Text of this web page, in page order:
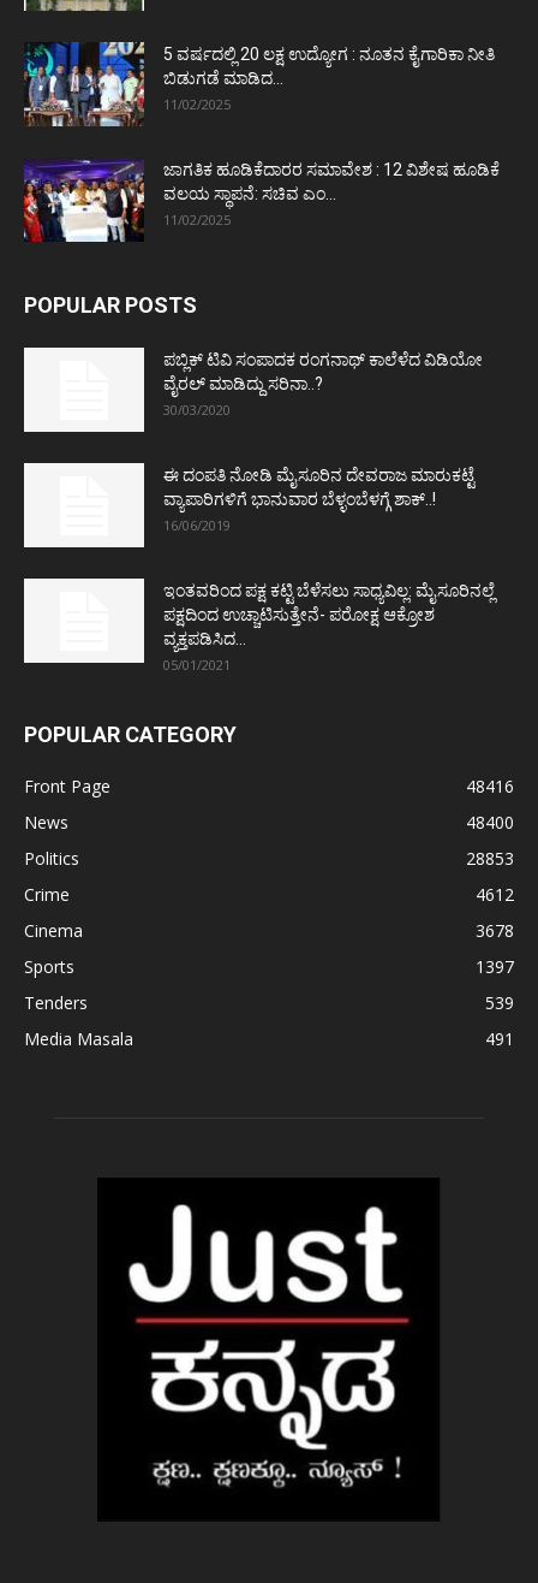
5 ವರ್ಷದಲ್ಲಿ 20 ಲಕ್ಷ ಉದ್ಯೋಗ : ನೂತನ ಕೈಗಾರಿಕಾ ನೀತಿ
ಬಿಡುಗಡೆ ಮಾಡಿದ...
11/02/2025
ಜಾಗತಿಕ ಹೂಡಿಕೆದಾರರ ಸಮಾವೇಶ : 12 ವಿಶೇಷ ಹೂಡಿಕೆ
ವಲಯ ಸ್ಥಾಪನೆ: ಸಚಿವ ಎಂ...
11/02/2025
POPULAR POSTS
ಪಬ್ಲಿಕ್ ಟಿವಿ ಸಂಪಾದಕ ರಂಗನಾಥ್ ಕಾಲೆಳೆದ ವಿಡಿಯೋ
ವೈರಲ್ ಮಾಡಿದ್ದು ಸರಿನಾ..?
30/03/2020
ಈ ದಂಪತಿ ನೋಡಿ ಮೈಸೂರಿನ ದೇವರಾಜ ಮಾರುಕಟ್ಟೆ
ವ್ಯಾಪಾರಿಗಳಿಗೆ ಭಾನುವಾರ ಬೆಳ್ಳಂಬೆಳಗ್ಗೆ ಶಾಕ್..!
16/06/2019
ಇಂತವರಿಂದ ಪಕ್ಷ ಕಟ್ಟಿ ಬೆಳೆಸಲು ಸಾಧ್ಯವಿಲ್ಲ: ಮೈಸೂರಿನಲ್ಲೆ
ಪಕ್ಷದಿಂದ ಉಚ್ಚಾಟಿಸುತ್ತೇನೆ- ಪರೋಕ್ಷ ಆಕ್ರೋಶ
ವ್ಯಕ್ತಪಡಿಸಿದ...
05/01/2021
POPULAR CATEGORY
Front Page
48416
News
48400
Politics
28853
Crime
4612
Cinema
3678
Sports
1397
Tenders
539
Media Masala
491